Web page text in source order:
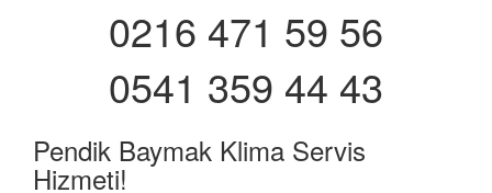
0216 471 59 56
0541 359 44 43
Pendik Baymak Klima Servis
Hizmeti!